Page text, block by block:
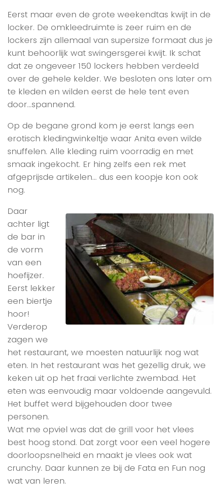
Eerst maar even de grote weekendtas kwijt in de
locker. De omkleedruimte is zeer ruim en de
lockers zijn allemaal van supersize formaat dus je
kunt behoorlijk wat swingersgerei kwijt. Ik schat
dat ze ongeveer 150 lockers hebben verdeeld
over de gehele kelder. We besloten ons later om
te kleden en wilden eerst de hele tent even
door…spannend.
Op de begane grond kom je eerst langs een
erotisch kledingwinkeltje waar Anita even wilde
snuffelen. Alle kleding ruim voorradig en met
smaak ingekocht. Er hing zelfs een rek met
afgeprijsde artikelen… dus een koopje kon ook
nog.
Daar
achter ligt
de bar in
de vorm
van een
hoefijzer.
Eerst lekker
een biertje
hoor!
Verderop
zagen we
het restaurant, we moesten natuurlijk nog wat
eten. In het restaurant was het gezellig druk, we
keken uit op het fraai verlichte zwembad. Het
eten was eenvoudig maar voldoende aangevuld.
Het buffet werd bijgehouden door twee
personen.
Wat me opviel was dat de grill voor het vlees
best hoog stond. Dat zorgt voor een veel hogere
doorloopsnelheid en maakt je vlees ook wat
crunchy. Daar kunnen ze bij de Fata en Fun nog
wat van leren.